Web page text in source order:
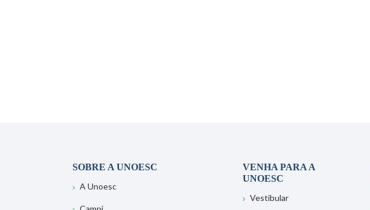
SOBRE A UNOESC
A Unoesc
VENHA PARA A
UNOESC
Vestibular